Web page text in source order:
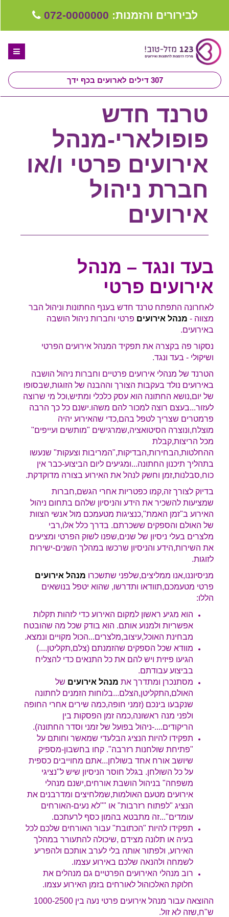
לבירורים והזמנות: 072-0000000
307 דילים לארועים בכף ידך
ספקים לחתונה מומלצים
קבלו ייעוץ בחינם
טיפים לארגון ותכנון חתונה
קבוצת וואטסאפ-ספקים עונים LIVE
שירות אישי בקליק
טרנד חדש
פופולארי-מנהל
אירועים פרטי ו/או
חברת ניהול
אירועים
בעד ונגד – מנהל
אירועים פרטי
לאחרונה התפתח טרנד חדש בענף החתונות וניהול הבר
מצווה - מנהל אירועים פרטי וחברות ניהול הושבה
באירועים.
נסקור פה בקצרה את תפקיד המנהל אירועים הפרטי
ושיקולי - בעד ונגד.
הטרנד של מנהלי אירועים פרטיים וחברות ניהול הושבה
באירועים נולד בעקבות הצורך וההבנה של הזוגות,שבסופו
של יום,נושא החתונה הוא עסק כלכלי ומתיש,וכל מי שרוצה
לעזור...בעצם רוצה למכור להם משהו.ישנם כל כך הרבה
פרמטרים שצריך לטפל בהם,כדי שהאירוע יהיה
מוצלח,ונוצרה הסיטואציה,שמרגישים "מותשים ועייפים"
מכל הריצות,קבלת
ההחלטות,הבחירות,הבדיקות,"המריבות וצעקות" שנעשו
בתהליך תיכנון החתונה...ומגיעים ליום הביצוע-כבר אין
כוח,סבלנות,זמן וחשק לנהל את האירוע בצורה מדוקדקת.
בדיוק לצורך זה,קמו כפטריות אחרי הגשם,חברות
שמציעות להשכיר את הידע והניסיון שלהם בתחום ניהול
האירוע ב"זמן האמת",כנציגות מטעמכם מול אנשי הצוות
של האולם והספקים ששכרתם. בדרך כלל אלו,רבי
מלצרים בעלי ניסיון של שנים,שפנו לשוק הפרטי ומציעים
את השירות,הידע והניסיון שרכשו במהלך השנים-ישירות
לזוגות.
מניסיוננו,אנו ממליצים,שלפני שתשכרו מנהל אירועים
פרטי מטעמכם,תוודאו ותדרשו, שהוא יטפל בנושאים
הללו:
הוא מגיע ראשון למקום האירוע כדי לזהות תקלות
אפשריות ולמנוע אותם. הוא בודק שכל מה שהובטח
מבחינת האוכל,עיצוב,מלצרים...הכול מקויים ונמצא.
מוודא שכל הספקים שהזמנתם (צלם,תקליטן....)
הגיעו פיזית ויש להם את כל התנאים כדי להצליח
בביצוע עבודתם.
מסתנכרן ומתדרך את מנהל אירועים של
האולם,התקליטן,הצלם...בלוחות הזמנים לחתונה
שנקבעו בינכם (זמני חופה,כמה שירים אחרי החופה
ולפני מנה ראשונה,כמה זמן הפסקות בין
הריקודים....-ניהול בפועל של זמני וסדר החתונה).
תפקידו להיות הנציג הבלעדי שמאשר וחותם על
"פתיחת שולחנות רזרבה". קחו בחשבון-מספיק
שיושב אורח אחד בשולחן...אתם מחוייבים כספית
על כל השולחן. בגלל חוסר הניסיון שיש ל"נציגי
משפחה" בניהול הושבת אורחים,ישנם מנהלי
אירועים מטעם האולמות,שמלחיצים ומדרבנים את
הנציג "לפתוח רזרבות" או ""לא נעים-האורחים
עומדים"...זה מתבטא בהמון כסף לרעתכם.
תפקידו להיות "הכתובת" עבור האורחים שלכם לכל
בעיה או תלונה מצידם ,שיכולה להתעורר במהלך
האירוע, ולפתור אותה בלי לערב אותכם ולהפריע
לשמחה ולהנאה שלכם באירוע עצמו.
רוב מנהלי האירועים הפרטיים גם מנהלים את
חלוקת האלכוהול לאורחים בזמן האירוע עצמו.
ההוצאה עבור מנהל אירועים פרטי נעה בין 1000-2500
ש"ח,שזה לא זול.